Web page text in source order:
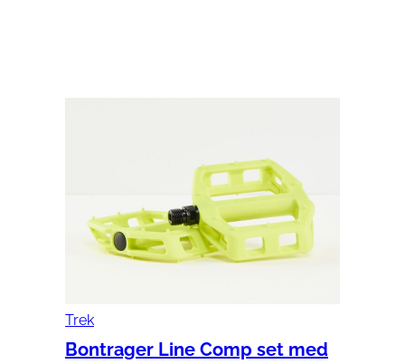
Trek
Bontrager Line Comp set med